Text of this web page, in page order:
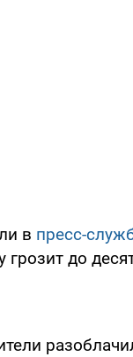
в пресс-
до